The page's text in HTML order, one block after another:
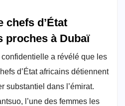
chefs d’État
proches à Dubaï
a révélé que les
d’État africains détiennent
substantiel dans l’émirat.
l’une des femmes les